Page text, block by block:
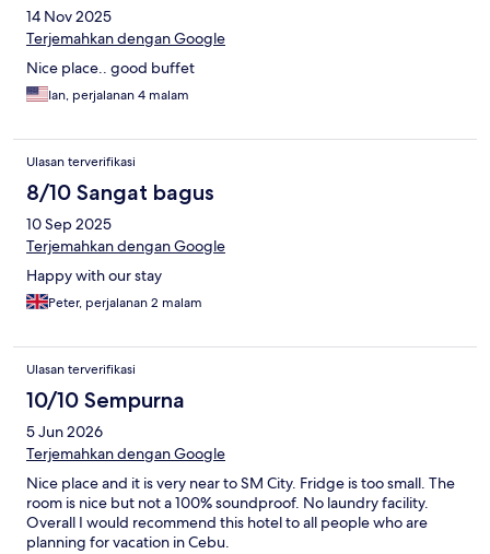
14 Nov 2025
Terjemahkan dengan Google
Nice place.. good buffet
Ian, perjalanan 4 malam
Ulasan terverifikasi
8/10 Sangat bagus
10 Sep 2025
Terjemahkan dengan Google
Happy with our stay
Peter, perjalanan 2 malam
Ulasan terverifikasi
10/10 Sempurna
5 Jun 2026
Terjemahkan dengan Google
Nice place and it is very near to SM City. Fridge is too small. The
room is nice but not a 100% soundproof. No laundry facility.
Overall I would recommend this hotel to all people who are
planning for vacation in Cebu.